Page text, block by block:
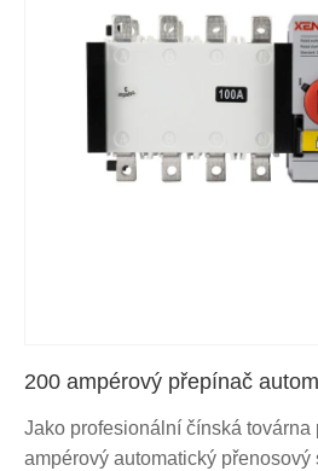
200 ampérový přepínač
Jako profesionální čínská továrna
ampérový automatický